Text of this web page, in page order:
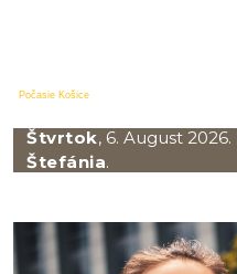
Počasie Košice
Štvrtok, 6. August 2026.
Štefánia.